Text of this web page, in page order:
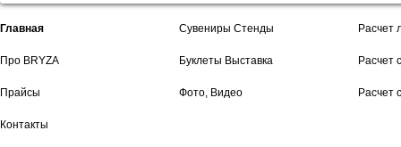
Главная
Про BRYZA
Прайсы
Контакты
Сувениры Стенды
Буклеты Выставка
Фото, Видео
Расчет
Расчет
Расчет